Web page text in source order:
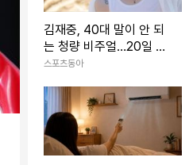
김재중, 40대 말이 안 되
는 청량 비주얼…20일 여
름 싱글 발매
스포츠동아